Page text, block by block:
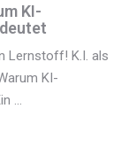
KI-
Lernstoff! K.I. als
KI-
...